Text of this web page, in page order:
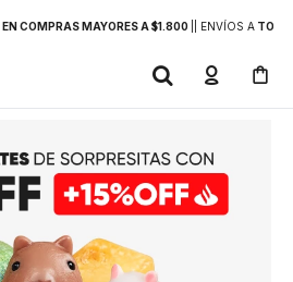
EN COMPRAS MAYORES A $1.800 | ENVÍOS ATODO